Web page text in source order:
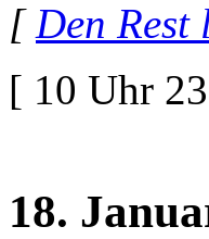
[Den Rest
[ 10 Uhr
18.